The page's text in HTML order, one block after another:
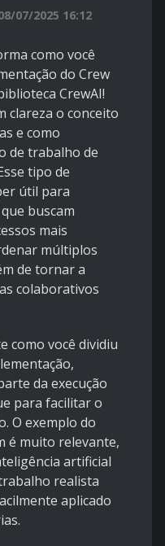
07/2025 16:12
como você
do Crew
CrewAI!
clareza o conceito
e como
de trabalho de
tipo de
útil para
buscam
mais
múltiplos
de tornar a
colaborativos
como você dividiu
da execução
para facilitar o
O exemplo do
é muito relevante,
artificial
realista
aplicado